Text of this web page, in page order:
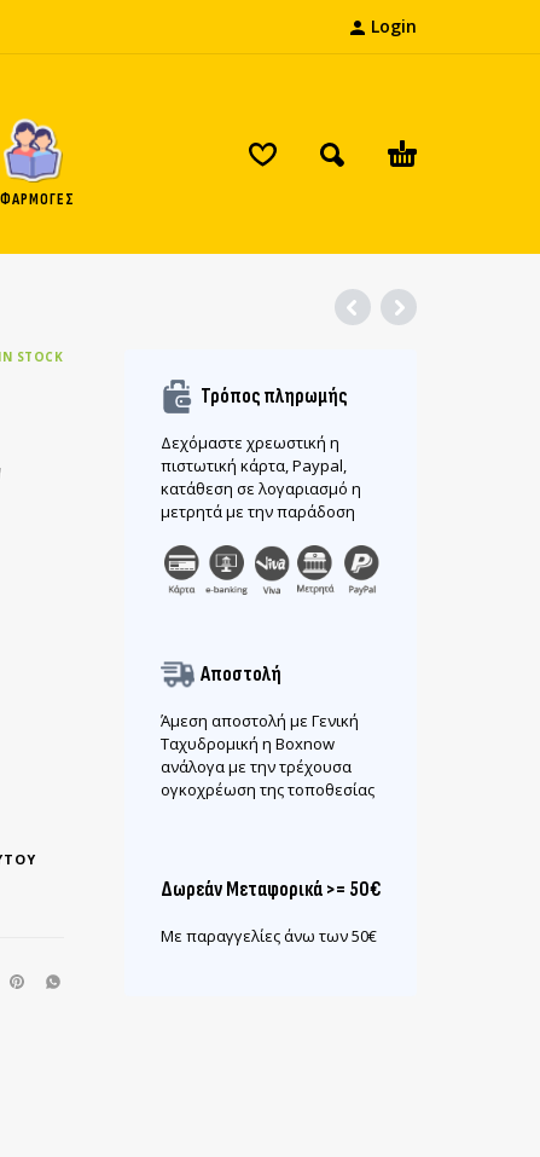
Login
IN STOCK
Τρόπος πληρωμής
Δεχόμαστε χρεωστική η
πιστωτική κάρτα, Paypal,
κατάθεση σε λογαριασμό η
μετρητά με την παράδοση
Αποστολή
Άμεση αποστολή με Γενική
Ταχυδρομική η Boxnow
ανάλογα με την τρέχουσα
ογκοχρέωση της τοποθεσίας
Δωρεάν Μεταφορικά >= 50€
Με παραγγελίες άνω των 50€